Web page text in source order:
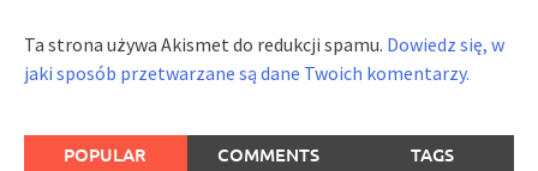
Ta strona używa Akismet do redukcji spamu. Dowiedz się, w
jaki sposób przetwarzane są dane Twoich komentarzy.
POPULAR COMMENTS TAGS